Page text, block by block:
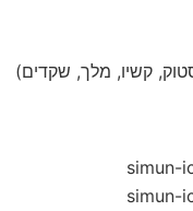
קשיו, מלך, שקדים)